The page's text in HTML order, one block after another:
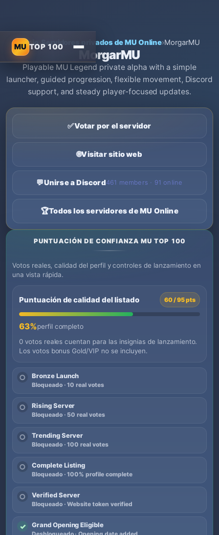
MU TOP 100
Inicio›Servidores privados de MU Online›MorgarMU
MorgarMU
Playable MU Legend private alpha with a simple
launcher, guided progression, flexible movement, Discord
support, and steady player-focused updates.
✅Votar por el servidor
🌐Visitar sitio web
💬Unirse a Discord461 members · 91 online
🏆Todos los servidores de MU Online
PUNTUACIÓN DE CONFIANZA MU TOP 100
Votos reales, calidad del perfil y controles de lanzamiento en
una vista rápida.
Puntuación de calidad del listado 60 / 95 pts
63%perfil completo
0 votos reales cuentan para las insignias de lanzamiento.
Los votos bonus Gold/VIP no se incluyen.
○ Bronze Launch
Bloqueado · 10 real votes
○ Rising Server
Bloqueado · 50 real votes
○ Trending Server
Bloqueado · 100 real votes
○ Complete Listing
Bloqueado · 100% profile complete
○ Verified Server
Bloqueado · Website token verified
✓ Grand Opening Eligible